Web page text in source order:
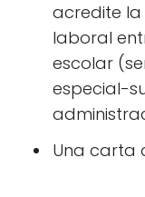
acredite
laboral
escolar
especial-
Una carta